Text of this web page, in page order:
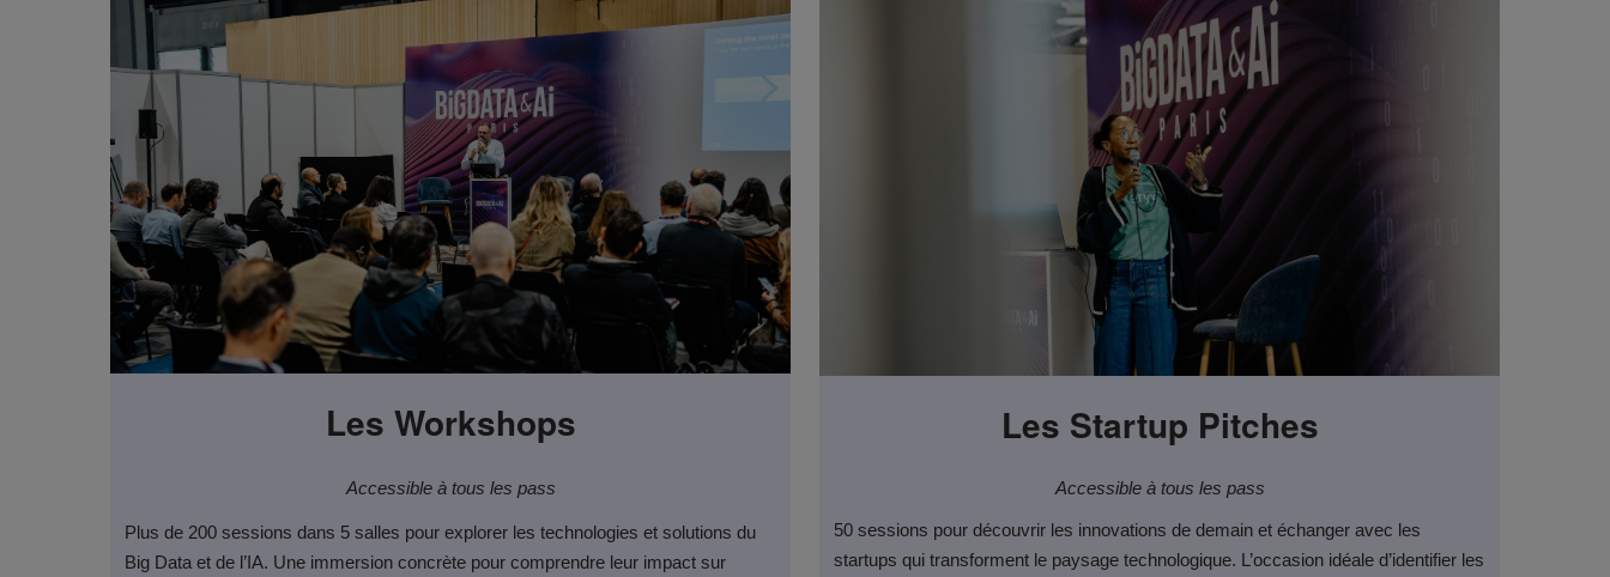
Les Workshops
Accessible à tous les pass
Plus de 200 sessions dans 5 salles pour explorer les technologies et solutions du
Big Data et de l’IA. Une immersion concrète pour comprendre leur impact sur
Les Startup Pitches
Accessible à tous les pass
50 sessions pour découvrir les innovations de demain et échanger avec les
startups qui transforment le paysage technologique. L’occasion idéale d’identifier les